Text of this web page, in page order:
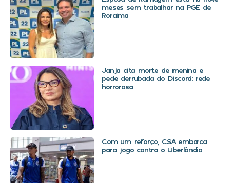
meses sem trabalhar na PGE de
Roraima
Janja cita morte de menina e
pede derrubada do Discord: rede
horrorosa
Com um reforço, CSA embarca
para jogo contra o Uberlândia